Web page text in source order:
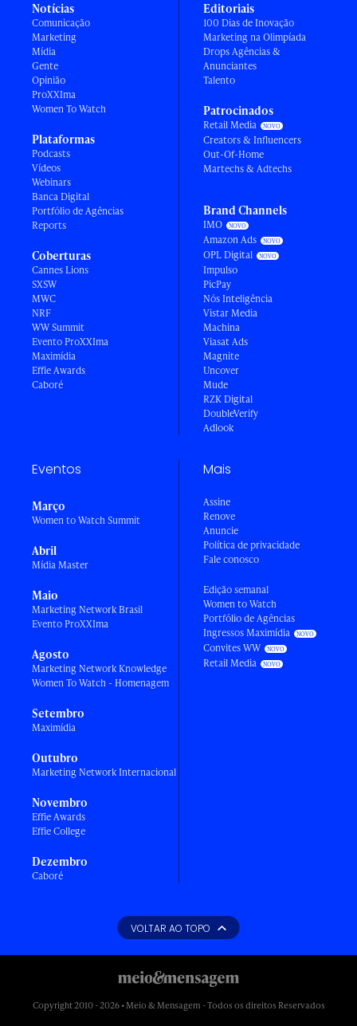
Notícias
Comunicação
Marketing
Mídia
Gente
Opinião
ProXXIma
Women To Watch
Plataformas
Podcasts
Vídeos
Webinars
Banca Digital
Portfólio de Agências
Reports
Coberturas
Cannes Lions
SXSW
MWC
NRF
WW Summit
Evento ProXXIma
Maximídia
Effie Awards
Caboré
Editoriais
100 Dias de Inovação
Marketing na Olimpíada
Drops Agências &
Anunciantes
Talento
Patrocinados
Retail Media
Creators & Influencers
Out-Of-Home
Martechs & Adtechs
Brand Channels
IMO
Amazon Ads
OPL Digital
Impulso
PicPay
Nós Inteligência
Vistar Media
Machina
Viasat Ads
Magnite
Uncover
Mude
RZK Digital
DoubleVerify
Adlook
Eventos
Março
Women to Watch Summit
Abril
Mídia Master
Maio
Marketing Network Brasil
Evento ProXXIma
Agosto
Marketing Network Knowledge
Women To Watch - Homenagem
Setembro
Maximídia
Outubro
Marketing Network Internacional
Novembro
Effie Awards
Effie College
Dezembro
Caboré
Mais
Assine
Renove
Anuncie
Política de privacidade
Fale conosco
Edição semanal
Women to Watch
Portfólio de Agências
Ingressos Maximídia
Convites WW
Retail Media
VOLTAR AO TOPO
Copyright 2010 - 2026 • Meio & Mensagem - Todos os direitos Reservados